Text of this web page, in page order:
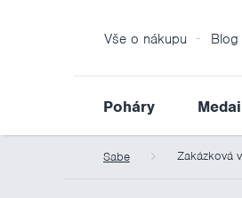
Vše o nákupu Blog
Poháry
Sabe Zakázková